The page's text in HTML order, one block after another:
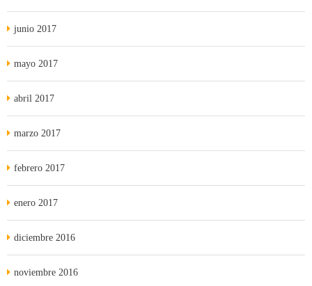
junio 2017
mayo 2017
abril 2017
marzo 2017
febrero 2017
enero 2017
diciembre 2016
noviembre 2016